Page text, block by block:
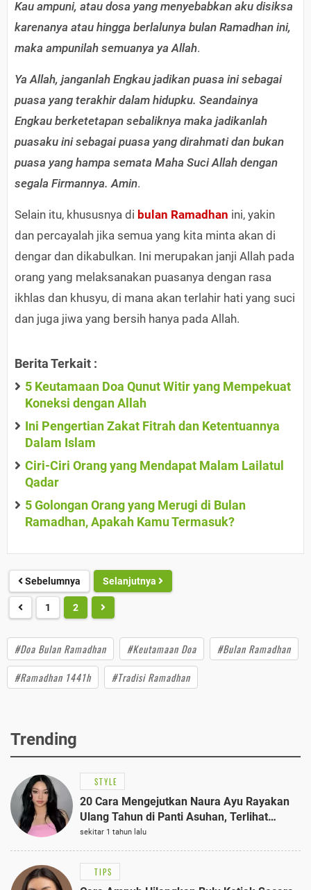
Kau ampuni, atau dosa yang menyebabkan aku disiksa
karenanya atau hingga berlalunya bulan Ramadhan ini,
maka ampunilah semuanya ya Allah.
Ya Allah, janganlah Engkau jadikan puasa ini sebagai
puasa yang terakhir dalam hidupku. Seandainya
Engkau berketetapan sebaliknya maka jadikanlah
puasaku ini sebagai puasa yang dirahmati dan bukan
puasa yang hampa semata Maha Suci Allah dengan
segala Firmannya. Amin.
Selain itu, khususnya di bulan Ramadhan ini, yakin
dan percayalah jika semua yang kita minta akan di
dengar dan dikabulkan. Ini merupakan janji Allah pada
orang yang melaksanakan puasanya dengan rasa
ikhlas dan khusyu, di mana akan terlahir hati yang suci
dan juga jiwa yang bersih hanya pada Allah.
Berita Terkait :
5 Keutamaan Doa Qunut Witir yang Mempekuat
Koneksi dengan Allah
Ini Pengertian Zakat Fitrah dan Ketentuannya
Dalam Islam
Ciri-Ciri Orang yang Mendapat Malam Lailatul
Qadar
5 Golongan Orang yang Merugi di Bulan
Ramadhan, Apakah Kamu Termasuk?
Sebelumnya Selanjutnya
1 2
#Doa Bulan Ramadhan #Keutamaan Doa
#Bulan Ramadhan
#Ramadhan 1441h
#Tradisi Ramadhan
Trending
STYLE
20 Cara Mengejutkan Naura Ayu Rayakan
Ulang Tahun di Panti Asuhan, Terlihat
Anggun dengan Kaftan Cokelat
sekitar 1 tahun lalu
TIPS